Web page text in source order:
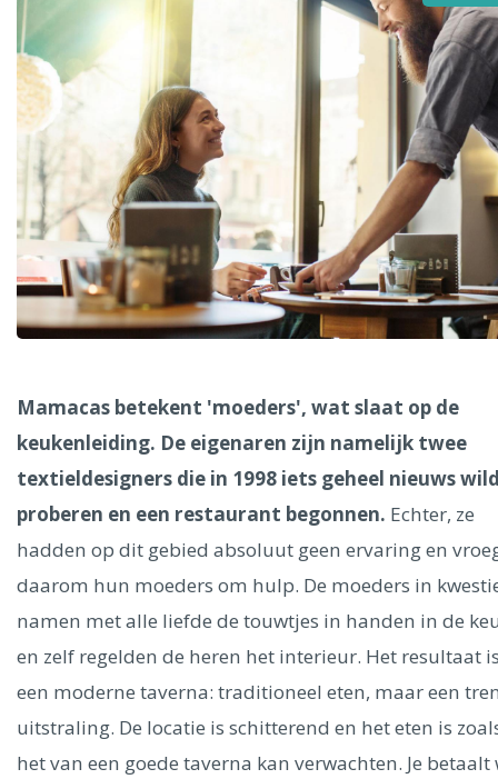
Alle steden
Phoenix
Dresden
Ålesund
Mechelen
Dublin
Hong Kong München Wenen Budapest
Madrid
Vancouver
Alles bekijken
Mamacas betekent 'moeders', wat slaat op de
keukenleiding. De eigenaren zijn namelijk twee
textieldesigners die in 1998 iets geheel nieuws
proberen en een restaurant begonnen. Echter, ze
hadden op dit gebied absoluut geen ervaring en
daarom hun moeders om hulp. De moeders in
namen met alle liefde de touwtjes in handen in de
en zelf regelden de heren het interieur. Het resultaat
een moderne taverna: traditioneel eten, maar een
uitstraling. De locatie is schitterend en het eten is
het van een goede taverna kan verwachten. Je betaalt